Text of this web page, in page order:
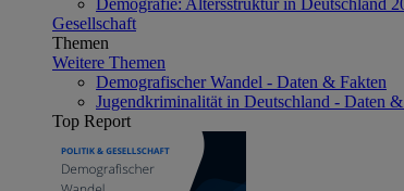
Gesellschaft
Themen
Weitere Themen
Demografischer Wandel - Daten & Fakten
Jugendkriminalität in Deutschland - Daten
Top Report